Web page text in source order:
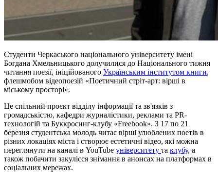
Студенти Черкаського національного університету імені
Богдана Хмельницького долучилися до Національного тижня
читання поезії, ініційованого Українським інститутом книги,
флешмобом відеопоезій «Поетичний стріт-арт: вірші в
міському просторі».
Це спільний проєкт відділу інформації та зв'язків з
громадськістю, кафедри журналістики, реклами та PR-
технологій та Буккросинг-клубу «Freebook». З 17 по 21
березня студентська молодь читає вірші улюблених поетів в
різних локаціях міста і створює естетичні відео, які можна
переглянути на каналі в YouTube університету та клубу, а
також побачити закулісся знімання в анонсах на платформах в
соціальних мережах.